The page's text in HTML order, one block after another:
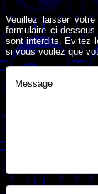
Veuillez laisser
formulaire ci-
sont interdits. Evitez
si vous voulez que
Message